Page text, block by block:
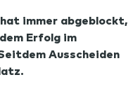
immer abgeblockt,
Erfolg im
Ausscheiden